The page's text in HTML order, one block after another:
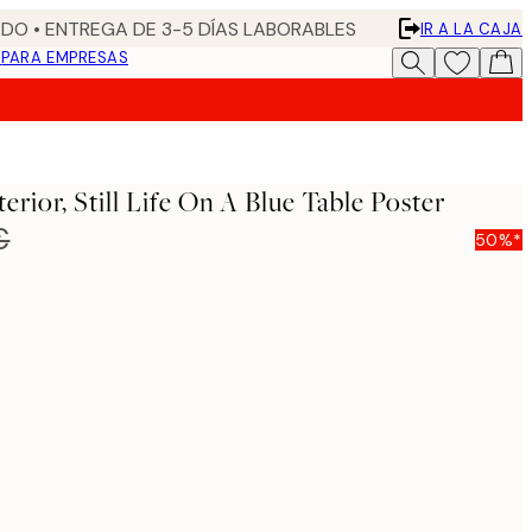
• ENTREGA DE 3-5 DÍAS LABORABLES
IR A LA CAJA
PARA EMPRESAS
Still Life On A Blue Table Poster
50%*